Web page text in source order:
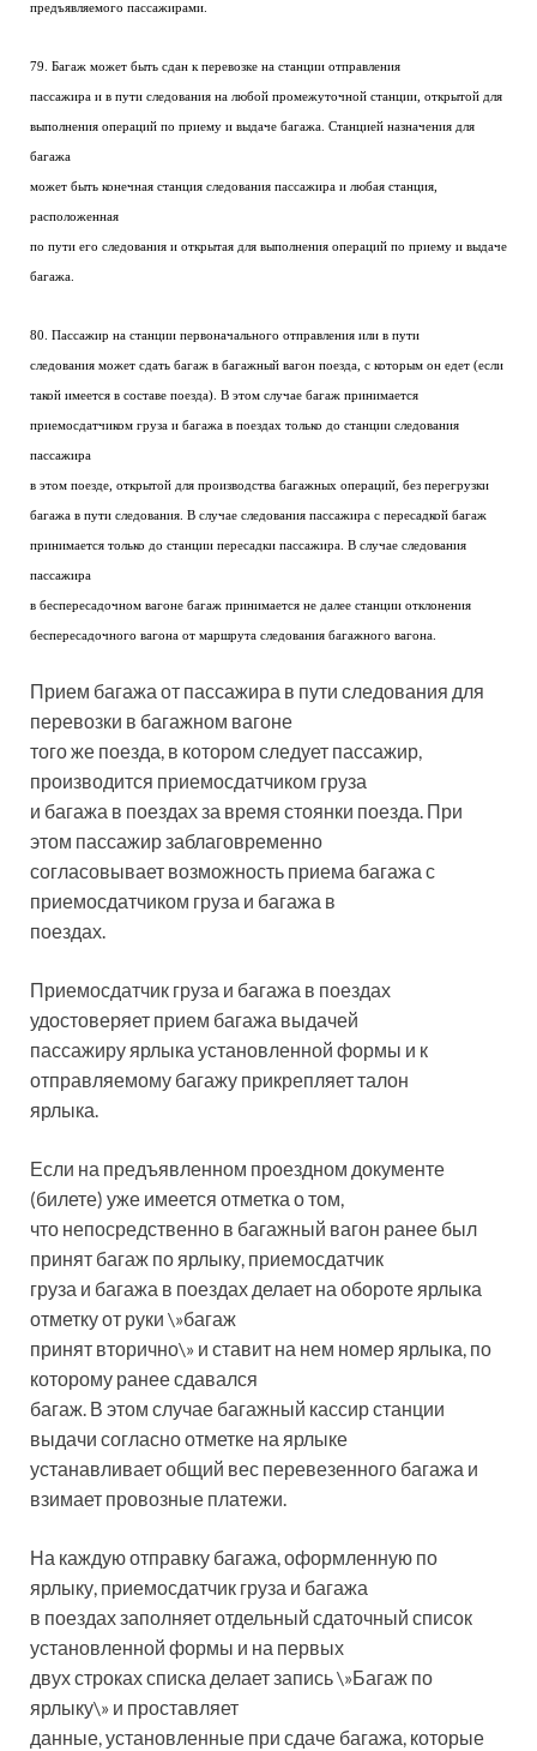
предъявляемого пассажирами.
79. Багаж может быть сдан к перевозке на станции отправления
пассажира и в пути следования на любой промежуточной станции, открытой для
выполнения операций по приему и выдаче багажа. Станцией назначения для
багажа
может быть конечная станция следования пассажира и любая станция,
расположенная
по пути его следования и открытая для выполнения операций по приему и выдаче
багажа.
80. Пассажир на станции первоначального отправления или в пути
следования может сдать багаж в багажный вагон поезда, с которым он едет (если
такой имеется в составе поезда). В этом случае багаж принимается
приемосдатчиком груза и багажа в поездах только до станции следования
пассажира
в этом поезде, открытой для производства багажных операций, без перегрузки
багажа в пути следования. В случае следования пассажира с пересадкой багаж
принимается только до станции пересадки пассажира. В случае следования
пассажира
в беспересадочном вагоне багаж принимается не далее станции отклонения
беспересадочного вагона от маршрута следования багажного вагона.
Прием багажа от пассажира в пути следования для
перевозки в багажном вагоне
того же поезда, в котором следует пассажир,
производится приемосдатчиком груза
и багажа в поездах за время стоянки поезда. При
этом пассажир заблаговременно
согласовывает возможность приема багажа с
приемосдатчиком груза и багажа в
поездах.
Приемосдатчик груза и багажа в поездах
удостоверяет прием багажа выдачей
пассажиру ярлыка установленной формы и к
отправляемому багажу прикрепляет талон
ярлыка.
Если на предъявленном проездном документе
(билете) уже имеется отметка о том,
что непосредственно в багажный вагон ранее был
принят багаж по ярлыку, приемосдатчик
груза и багажа в поездах делает на обороте ярлыка
отметку от руки \»багаж
принят вторично\» и ставит на нем номер ярлыка, по
которому ранее сдавался
багаж. В этом случае багажный кассир станции
выдачи согласно отметке на ярлыке
устанавливает общий вес перевезенного багажа и
взимает провозные платежи.
На каждую отправку багажа, оформленную по
ярлыку, приемосдатчик груза и багажа
в поездах заполняет отдельный сдаточный список
установленной формы и на первых
двух строках списка делает запись \»Багаж по
ярлыку\» и проставляет
данные, установленные при сдаче багажа, которые